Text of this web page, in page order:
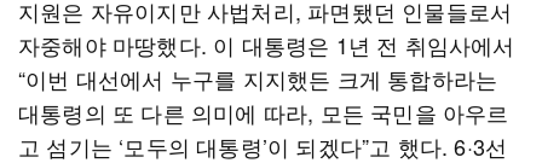
지원은 자유이지만 사법처리, 파면됐던 인물들로서
자중해야 마땅했다. 이 대통령은 1년 전 취임사에서
“이번 대선에서 누구를 지지했든 크게 통합하라는
대통령의 또 다른 의미에 따라, 모든 국민을 아우르
고 섬기는 ‘모두의 대통령’이 되겠다”고 했다. 6·3선